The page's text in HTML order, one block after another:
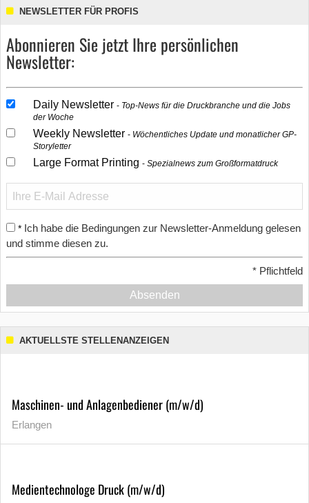
NEWSLETTER FÜR PROFIS
Abonnieren Sie jetzt Ihre persönlichen
Newsletter:
Daily Newsletter
Top-News für die Druckbranche und die Jobs
der Woche
Weekly Newsletter
Wöchentliches Update und monatlicher GP-
Storyletter
Large Format Printing Spezialnews zum Großformatdruck
* Ich habe die Bedingungen zur Newsletter-Anmeldung gelesen
und stimme diesen zu.
* Pflichtfeld
Absenden
AKTUELLSTE STELLENANZEIGEN
Maschinen- und Anlagenbediener (m/w/d)
Erlangen
Medientechnologe Druck (m/w/d)